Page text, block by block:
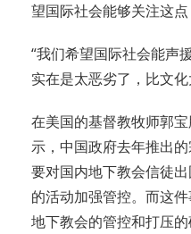
望国际社会能够关注这点
“我们希望国际社会能声
实在是太恶劣了，比文
在美国的基督教牧师郭
示，中国政府去年推出
要对国内地下教会信徒
的活动加强管控。而这
地下教会的管控和打压